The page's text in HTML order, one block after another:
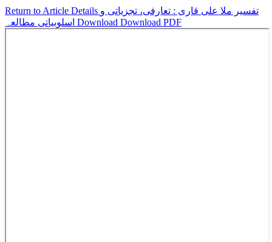
Return to Article Details تفسیر ملا علی قاری : تعارفی، تجزیاتی و
Download Download PDF